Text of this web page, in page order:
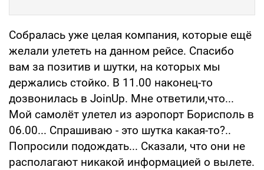
Собралась уже целая компания, которые ещё
желали улететь на данном рейсе. Спасибо
вам за позитив и шутки, на которых мы
держались стойко. В 11.00 наконец-то
дозвонилась в JoinUp. Мне ответили,что...
Мой самолёт улетел из аэропорт Борисполь в
06.00... Спрашиваю - это шутка какая-то?..
Попросили подождать... Сказали, что они не
располагают никакой информацией о вылете.